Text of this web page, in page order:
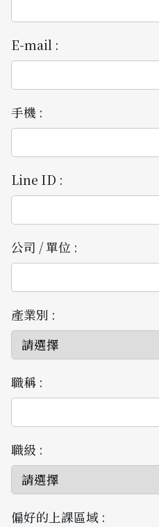
E-mail :
手機 :
Line ID :
公司 / 單位 :
產業別 :
職稱 :
職級 :
偏好的上課區域 :